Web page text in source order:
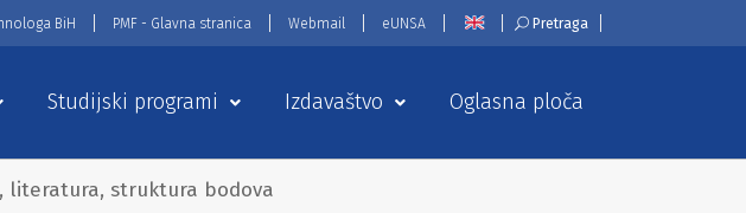
BiH PMF - Glavna stranica Webmail eUNSA Pretraga
Studijski programi Izdavaštvo Oglasna ploča
literatura, struktura bodova